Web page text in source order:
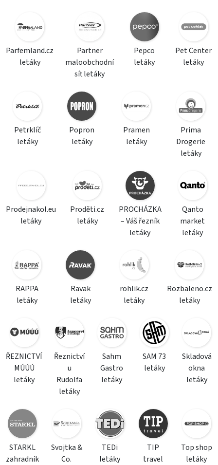
Parfemland.cz
letáky
Partner
maloobchodní
síť letáky
Pepco
letáky
Pet Center
letáky
Petrklíč
letáky
Popron
letáky
Pramen
letáky
Prima
Drogerie
letáky
Prodejnakol.eu
letáky
Proděti.cz
letáky
PROCHÁZKA
– Váš řezník
letáky
Qanto
market
letáky
RAPPA
letáky
Ravak
letáky
rohlik.cz
letáky
Rozbaleno.cz
letáky
ŘEZNICTVÍ
MÚÚÚ
letáky
Řeznictví
u
Rudolfa
letáky
Sahm
Gastro
letáky
SAM 73
letáky
Skladová
okna
letáky
STARKL
zahradník
Svojtka &
Co.
TEDi
letáky
TIP
travel
Top shop
letáky